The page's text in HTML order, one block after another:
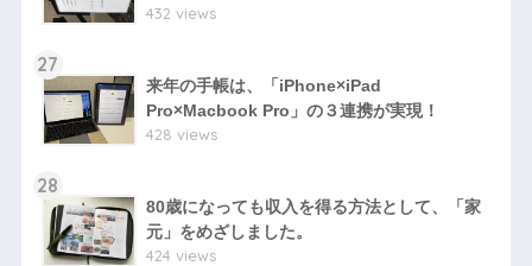
432 views
27
来年の手帳は、「iPhone×iPad
Pro×Macbook Pro」の３連携が実現！
428 views
28
80歳になっても収入を得る方法として、「家
元」をめざしました。
424 views